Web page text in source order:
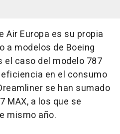
Air Europa es su propia
a modelos de Boeing
el caso del modelo 787
en el consumo
se han sumado
MAX, a los que se
mismo año.